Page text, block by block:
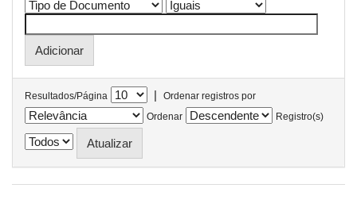
Resultados/Página |
Ordenar registros por
Ordenar
Registro(s)